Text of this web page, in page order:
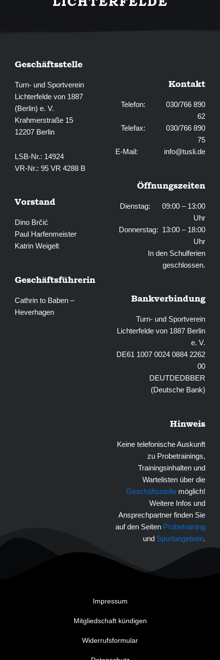
- m
Geschäftsstelle
Turn- und Sportverein
Lichterfelde von 1887
(Berlin) e. V.
Krahmerstraße 15
12207 Berlin
LSB-Nr.: 14924
VR-Nr.: 95 VR 4288 B
Vorstand
Dino Brčić
Paul Harfenmeister
Katrin Weigelt
Geschäftsführerin
Cathrin to Baben –
Heverhagen
Kontakt
Telefon: 030/766 890
62
Telefax: 030/766 890
75
E-Mail: info@tusli.de
Öffnungszeiten
Dienstag: 09:00 – 13:00
Uhr
Donnerstag: 13:00 – 18:00
Uhr
In den Schulferien
geschlossen.
Bankverbindung
Turn- und Sportverein
Lichterfelde von 1887 Berlin
e. V.
DE61 1007 0024 0884 2262
00
DEUTDEDBBER
(Deutsche Bank)
Hinweis
Keine telefonische Auskunft
zu Probetrainings,
Trainingsinhalten und
Wartelisten über die
Geschäftsstelle möglich!
Weitere Infos und
Ansprechpartner finden Sie
auf den Seiten Probetraining
und Sportangebote.
Impressum
Mitgliedschaft kündigen
Widerrufsformular